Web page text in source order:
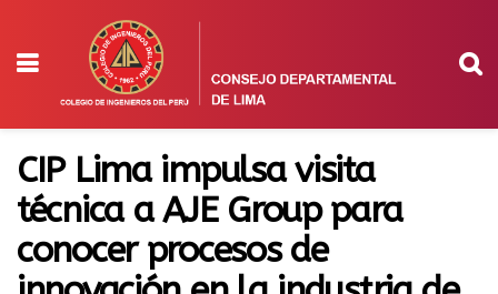
CIP Lima impulsa visita
técnica a AJE Group para
conocer procesos de